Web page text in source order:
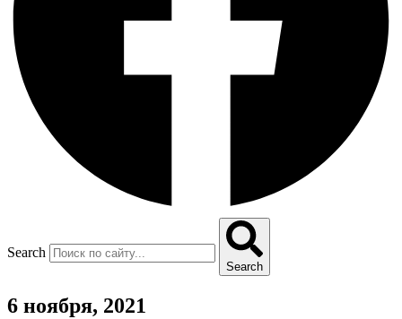
Search
Search
6 ноября, 2021